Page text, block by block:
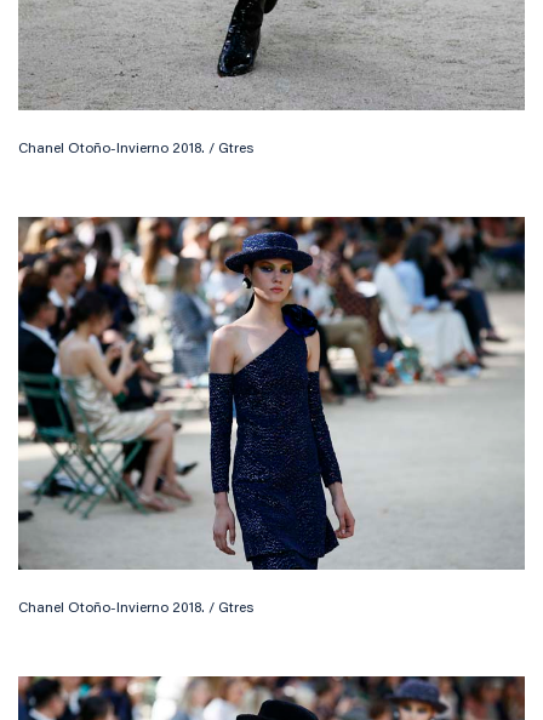
Chanel Otoño-Invierno 2018. / Gtres
Chanel Otoño-Invierno 2018. / Gtres